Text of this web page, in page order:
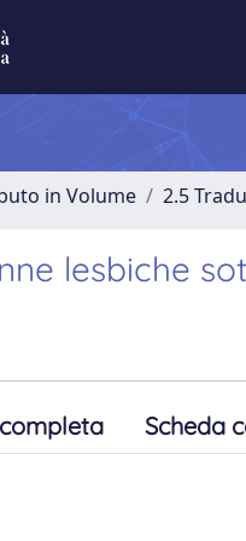
in Volume 2.5
lesbiche
Scheda